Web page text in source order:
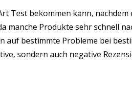
Test bekommen kann,
manche Produkte sehr schnell
auf bestimmte Probleme bei
sondern auch negative